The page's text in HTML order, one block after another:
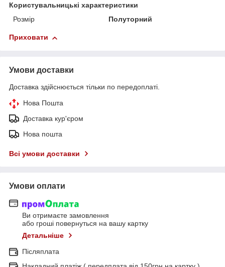
Користувальницькі характеристики
Розмір
Полуторний
Приховати
Умови доставки
Доставка здійснюється тільки по передоплаті.
Нова Пошта
Доставка кур'єром
Нова пошта
Всі умови доставки
Умови оплати
Ви отримаєте замовлення
або гроші повернуться на вашу картку
Детальніше
Післяплата